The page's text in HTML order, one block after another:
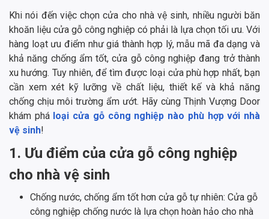
Khi nói đến việc chọn cửa cho nhà vệ sinh, nhiều người băn
khoăn liệu cửa gỗ công nghiệp có phải là lựa chọn tối ưu. Với
hàng loạt ưu điểm như giá thành hợp lý, mẫu mã đa dạng và
khả năng chống ẩm tốt, cửa gỗ công nghiệp đang trở thành
xu hướng. Tuy nhiên, để tìm được loại cửa phù hợp nhất, bạn
cần xem xét kỹ lưỡng về chất liệu, thiết kế và khả năng
chống chịu môi trường ẩm ướt. Hãy cùng Thịnh Vượng Door
khám phá loại cửa gỗ công nghiệp nào phù hợp với nhà
vệ sinh!
1. Ưu điểm của cửa gỗ công nghiệp
cho nhà vệ sinh
Chống nước, chống ẩm tốt hơn cửa gỗ tự nhiên: Cửa gỗ
công nghiệp chống nước là lựa chọn hoàn hảo cho nhà